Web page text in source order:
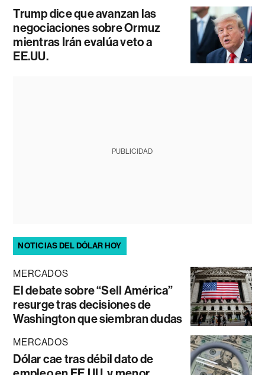
Trump dice que avanzan las
negociaciones sobre Ormuz
mientras Irán evalúa veto a
EE.UU.
PUBLICIDAD
NOTICIAS DEL DÓLAR HOY
MERCADOS
El debate sobre “Sell América”
resurge tras decisiones de
Washington que siembran dudas
MERCADOS
Dólar cae tras débil dato de